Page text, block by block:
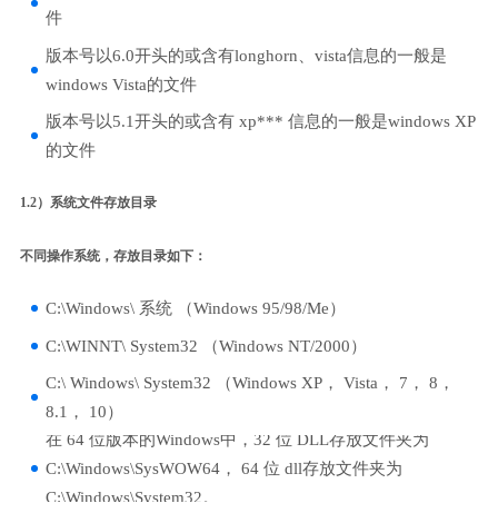
件
版本号以6.0开头的或含有longhorn、vista信息的一般是
windows Vista的文件
版本号以5.1开头的或含有 xp*** 信息的一般是windows XP
的文件
1.2）系统文件存放目录
不同操作系统，存放目录如下：
C:\Windows\ 系统 （Windows 95/98/Me）
C:\WINNT\ System32 （Windows NT/2000）
C:\ Windows\ System32 （Windows XP， Vista， 7， 8，
8.1， 10）
在 64 位版本的Windows中，32 位 DLL存放文件夹为
C:\Windows\SysWOW64， 64 位 dll存放文件夹为
C:\Windows\System32。